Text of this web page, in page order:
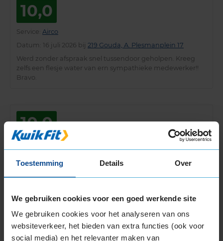
Toestemming Details Over
We gebruiken cookies voor een goed werkende site
We gebruiken cookies voor het analyseren van ons
websiteverkeer, het bieden van extra functies (ook voor
social media) en het relevanter maken van
10,0
Service Airco
Datum : 16 juli 2026 bij 219 Gouda, A. Plesmanplein 17
Werd zonder afspraak snel tussendoor geholpen. Kreeg
zelfs een flesje water van ern sympathieke medewerker!!
Bravo.
10,0
Service
direct geholpen
7,0